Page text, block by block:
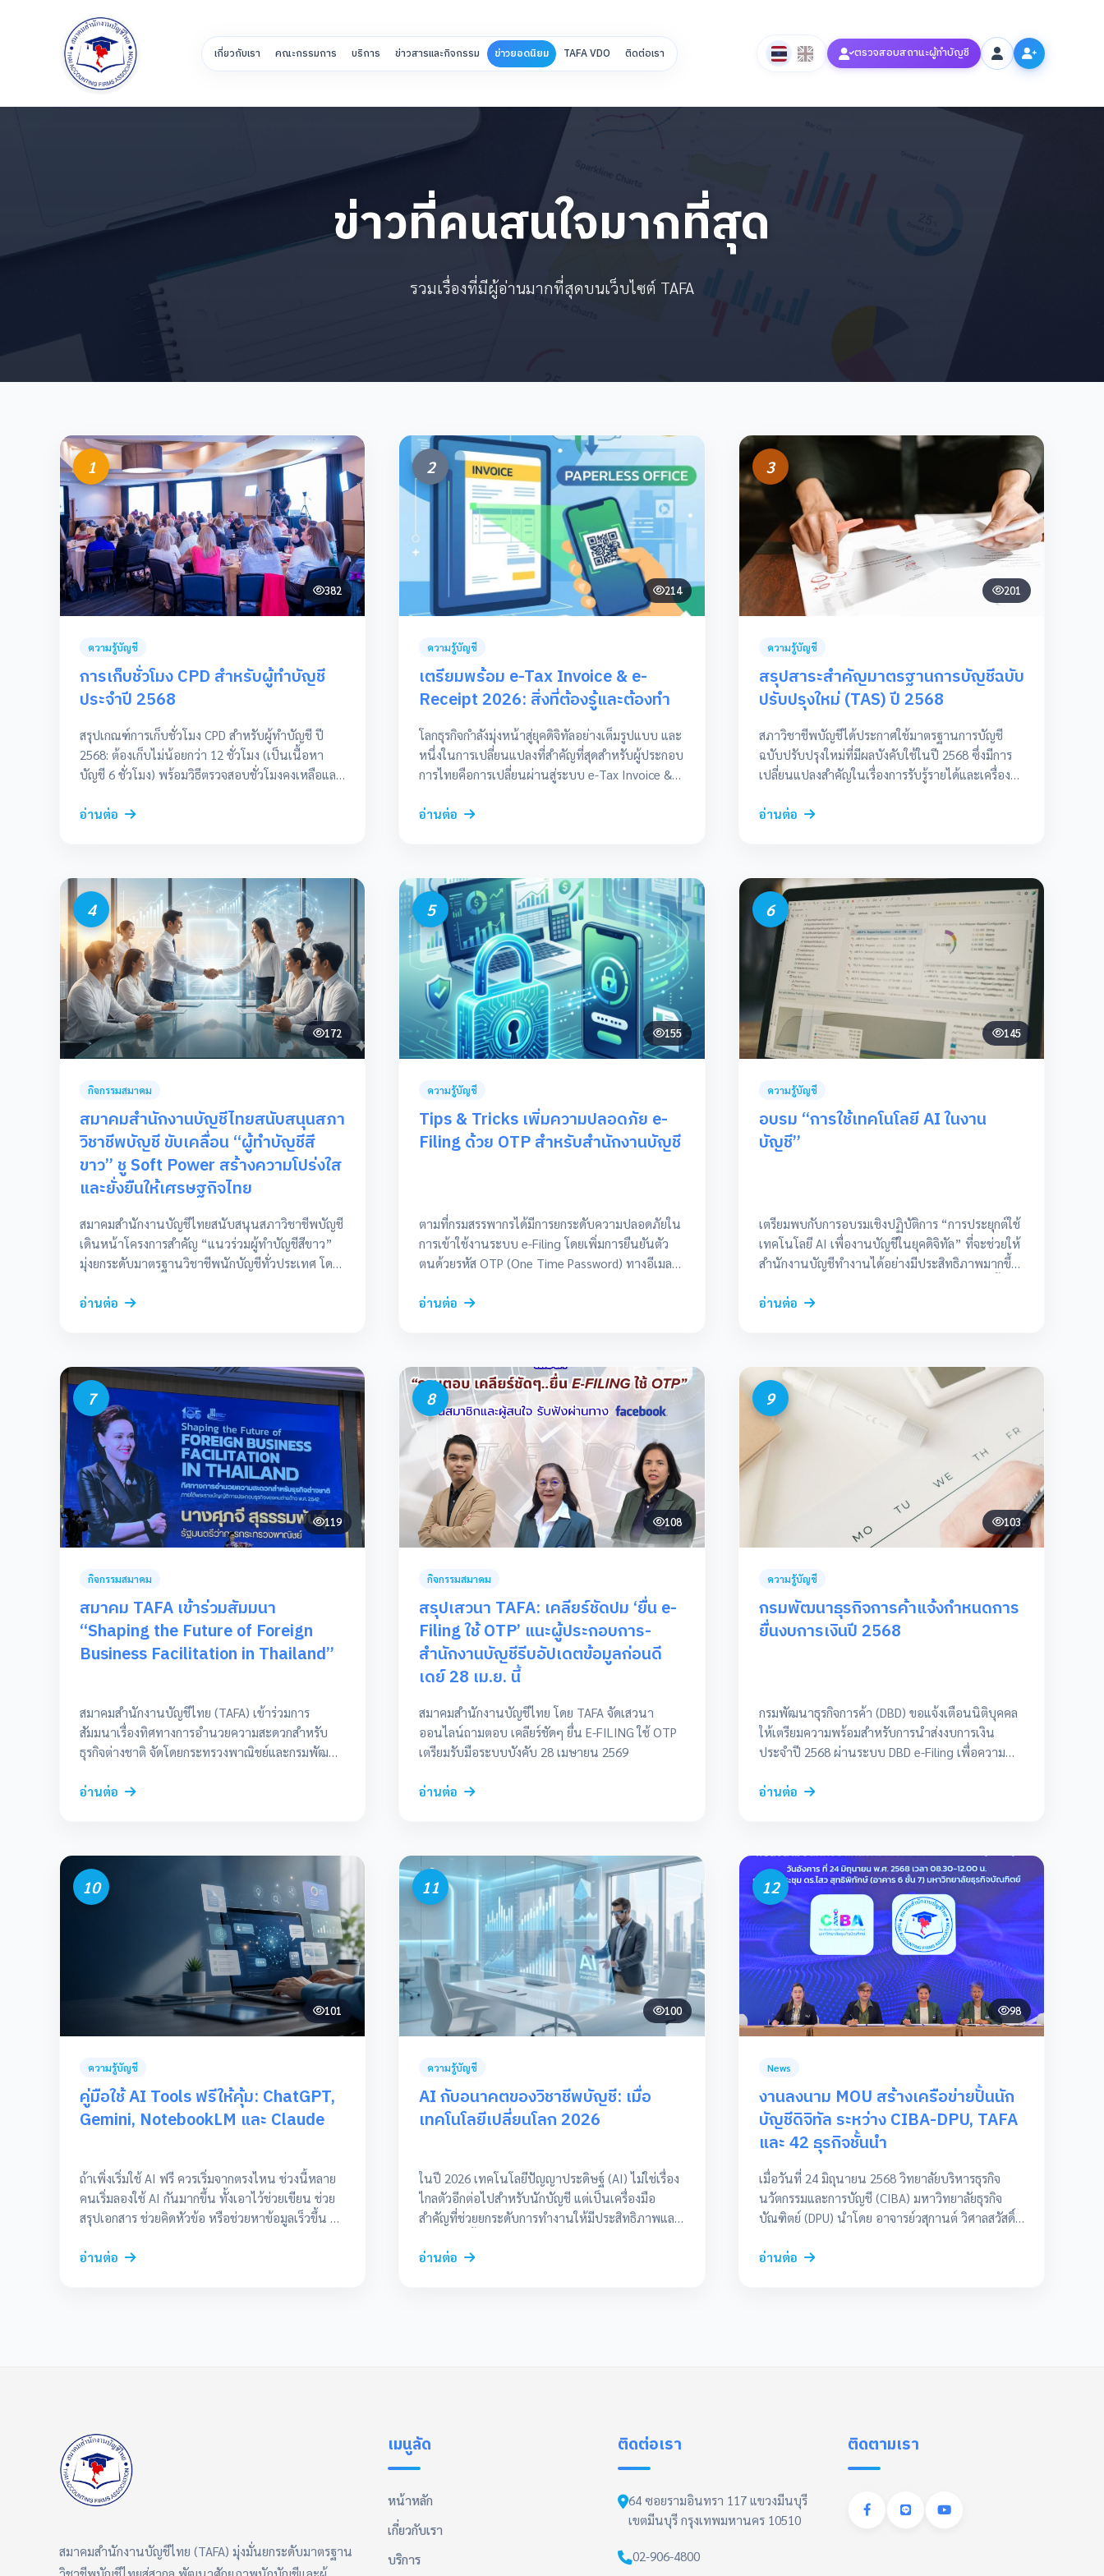
เกี่ยวกับเรา คณะกรรมการ บริการ ข่าวสารและกิจกรรม ข่าวยอดนิยม TAFA VDO ติดต่อเรา ตรวจสอบสถานะผู้ทำบัญชี
ข่าวที่คนสนใจมากที่สุด
รวมเรื่องที่มีผู้อ่านมากที่สุดบนเว็บไซต์ TAFA
1
382
ความรู้บัญชี
การเก็บชั่วโมง CPD สำหรับผู้ทำบัญชี
ประจำปี 2568
สรุปเกณฑ์การเก็บชั่วโมง CPD สำหรับผู้ทำบัญชี ปี
2568: ต้องเก็บไม่น้อยกว่า 12 ชั่วโมง (เป็นเนื้อหา
บัญชี 6 ชั่วโมง) พร้อมวิธีตรวจสอบชั่วโมงคงเหลือและ
อ่านต่อ
2
214
ความรู้บัญชี
เตรียมพร้อม e-Tax Invoice & e-
Receipt 2026: สิ่งที่ต้องรู้และต้องทำ
โลกธุรกิจกำลังมุ่งหน้าสู่ยุคดิจิทัลอย่างเต็มรูปแบบ และ
หนึ่งในการเปลี่ยนแปลงที่สำคัญที่สุดสำหรับผู้ประกอบ
การไทยคือการเปลี่ยนผ่านสู่ระบบ e-Tax Invoice &
รัฐบาล โดยมีเป้าหมายสำคัญที่จะผลักดันให้เกิดการใช้
สิ่งที่คุณต้องรู้และต้องทำ เพื่อเตรียมความพร้อมสู่ยุคไร้
กระดาษอย่างมั่นใจครับ e-Tax Invoice & e-Receipt
คืออะไร? ต่างกันอย่างไร? หลายคนยังสับสนระหว่าง
สองคำนี้ สรุปง่ายๆ คือ: e-Tax Invoice (ใบกำกับภาษี
อิเล็กทรอนิกส์): สำหรับผู้ประกอบการจดทะเบียน VAT
ใช้ในการขายสินค้าหรือให้บริการแก่ลูกค้า โดยต้องมี
การลงลายมือชื่อดิจิทัล (Digital Signature) e-
Receipt (ใบเสร็จรับเงินอิเล็กทรอนิกส์): สำหรับผู้
ประกอบการทั่วไป (ไม่จำเป็นต้องจด VAT) ใช้เมื่อได้
แค่ “ลดกระดาษ” การลงทุนระบบ e-Tax ไม่ใช่แค่การ
ทำตามกฎหมาย แต่เป็นการ “ติดปีก” ให้ธุรกิจของ
คุณ: ลดต้นทุนแฝงมหาศาล: ลองคำนวณค่ากระดาษ
ค่าหมึกพิมพ์ ค่าซองจดหมาย […]
อ่านต่อ
3
201
ความรู้บัญชี
สรุปสาระสำคัญมาตรฐานการบัญชีฉบับ
ปรับปรุงใหม่ (TAS) ปี 2568
สภาวิชาชีพบัญชีได้ประกาศใช้มาตรฐานการบัญชี
ฉบับปรับปรุงใหม่ที่มีผลบังคับใช้ในปี 2568 ซึ่งมีการ
เปลี่ยนแปลงสำคัญในเรื่องการรับรู้รายได้และเครื่อง
ได้ที่เว็บไซต์สภาฯ
อ่านต่อ
4
172
กิจกรรมสมาคม
สมาคมสำนักงานบัญชีไทยสนับสนุนสภา
วิชาชีพบัญชี ขับเคลื่อน “ผู้ทำบัญชีสี
ขาว” ชู Soft Power สร้างความโปร่งใส
และยั่งยืนให้เศรษฐกิจไทย
สมาคมสำนักงานบัญชีไทยสนับสนุนสภาวิชาชีพบัญชี
เดินหน้าโครงการสำคัญ “แนวร่วมผู้ทำบัญชีสีขาว”
มุ่งยกระดับมาตรฐานวิชาชีพนักบัญชีทั่วประเทศ โดย
หวังสร้างความเชื่อมั่นให้กับภาคธุรกิจและระบบ
เศรษฐกิจ ในคลิปวิดีโอประชาสัมพันธ์โครงการ
สมาคมสำนักงานบัญชีไทยได้นิยามบทบาทของ “ผู้
ทำบัญชีสีขาว” ไว้อย่างน่าสนใจว่า หมายถึงผู้ทำบัญชี
ที่ปฏิบัติงานเยี่ยงผู้ประกอบวิชาชีพบัญชีอย่างแท้จริง
โดยทำงานด้วยจิตสำนึกและยึดมั่นในจรรยาบรรณ
เพราะผู้ทำบัญชีคือผู้อยู่เบื้องหลังความเชื่อมั่นของ
ธุรกิจไทย เป็นผู้ดูแลความถูกต้องของข้อมูล และเป็น
รากฐานความมั่นคงของระบบเศรษฐกิจ สิ่งที่ทำให้
วิชาชีพนี้แข็งแกร่งไม่ใช่เพียงแค่ทักษะในการคำนวณ
โปร่งใสที่ยืนหยัดร่วมกัน เปิดพื้นที่ประกาศจุดยืนแห่ง
“เกียรติยศ” โครงการแนวร่วมผู้ทำบัญชีสีขาว ริเริ่ม
โดยสภาวิชาชีพบัญชี มีวัตถุประสงค์หลักเพื่อเปิดพื้นที่
ให้ผู้ทำบัญชีทั่วประเทศได้มาร่วมกันประกาศตัวตนว่า
พร้อมจะยืนอยู่ข้างความถูกต้อง ความโปร่งใส และ
วงการมีมาตรฐานที่สูงขึ้น ช่วยกันลดความเสี่ยง และ
สร้างค่านิยมที่ดีให้สังคมมั่นใจในบทบาทของผู้ทำ
บัญชี [01:04] คุณสมบัติของผู้เข้าร่วมโครงการ สำหรับ
โครงการได้กำหนดคุณสมบัติไว้ดังนี้ สิทธิประโยชน์
วิชาชีพบัญชีจะดำเนินการดังนี้ พลังเล็กๆ สู่ Soft
Power ที่ยั่งยืน ประเด็นที่น่าสนใจในช่วงท้ายของคลิป
คือการเปรียบเทียบการทำหน้าที่ของนักบัญชีเป็น
“Soft Power” โดยระบุว่า เมื่อผู้ทำบัญชีหนึ่งคนเลือก
ทำในสิ่งที่ถูกต้อง จะเกิดแรงกระเพื่อมที่ไปไกลกว่าที่
อ่านต่อ
5
155
ความรู้บัญชี
Tips & Tricks เพิ่มความปลอดภัย e-
Filing ด้วย OTP สำหรับสำนักงานบัญชี
ตามที่กรมสรรพากรได้มีการยกระดับความปลอดภัยใน
การเข้าใช้งานระบบ e-Filing โดยเพิ่มการยืนยันตัว
ตนด้วยรหัส OTP (One Time Password) ทางอีเมล
เฉพาะอย่างยิ่งสำหรับสำนักงานบัญชีที่ดูแลข้อมูลของ
1. การจัดการข้อมูลติดต่อ อัปเดตอีเมลให้เป็นปัจจุบัน:
ควรตรวจสอบและปรับปรุงอีเมลในระบบ e-Filing ให้
ถูกต้องเสมอ ผ่านเมนู “ข้อมูลผู้เสียภาษี” เพิ่มเบอร์
โทรศัพท์มือถือ: ปัจจุบันระบบเปิดให้เพิ่มหมายเลข
โทรศัพท์มือถือเพื่อรับ OTP ได้อีกหนึ่งช่องทาง (โดย
ต้องยืนยันตัวตนผ่านอีเมลก่อนในครั้งแรก) 2. วิธี
แก้ไขเบื้องต้นเมื่อไม่ได้รับรหัส OTP ตรวจสอบการตั้ง
ค่าเวลา: หากได้รับ OTP แต่ระบบแจ้งว่ารหัสหมดอายุ
หรือไม่ถูกต้อง ให้ตรวจสอบว่าคอมพิวเตอร์หรือ
หรือไม่ ตรวจสอบกล่องจดหมายขยะ (Junk/Spam):
อีเมล OTP อาจถูกกรองไปยังโฟลเดอร์จดหมายขยะ
เคลียร์ Cache ของ Browser: หากระบบค้าง ลองเปิด
ใช้งานโหมด Incognito/Private Window […]
อ่านต่อ
6
145
ความรู้บัญชี
อบรม “การใช้เทคโนโลยี AI ในงาน
บัญชี”
เตรียมพบกับการอบรมเชิงปฏิบัติการ “การประยุกต์ใช้
เทคโนโลยี AI เพื่องานบัญชีในยุคดิจิทัล” ที่จะช่วยให้
สำนักงานบัญชีทำงานได้อย่างมีประสิทธิภาพมากขึ้น
อ่านต่อ
7
119
กิจกรรมสมาคม
สมาคม TAFA เข้าร่วมสัมมนา
“Shaping the Future of Foreign
Business Facilitation in Thailand”
สมาคมสำนักงานบัญชีไทย (TAFA) เข้าร่วมการ
สัมมนาเรื่องทิศทางการอำนวยความสะดวกสำหรับ
ธุรกิจต่างชาติ จัดโดยกระทรวงพาณิชย์และกรมพัฒนา
อ่านต่อ
8
108
กิจกรรมสมาคม
สรุปเสวนา TAFA: เคลียร์ชัดปม ‘ยื่น e-
Filing ใช้ OTP’ แนะผู้ประกอบการ-
สำนักงานบัญชีรีบอัปเดตข้อมูลก่อนดี
เดย์ 28 เม.ย. นี้
สมาคมสำนักงานบัญชีไทย โดย TAFA จัดเสวนา
ออนไลน์ถามตอบ เคลียร์ชัดๆ ยื่น E-FILING ใช้ OTP
เตรียมรับมือระบบบังคับ 28 เมษายน 2569
อ่านต่อ
9
103
ความรู้บัญชี
กรมพัฒนาธุรกิจการค้าแจ้งกำหนดการ
ยื่นงบการเงินปี 2568
กรมพัฒนาธุรกิจการค้า (DBD) ขอแจ้งเตือนนิติบุคคล
ให้เตรียมความพร้อมสำหรับการนำส่งงบการเงิน
ประจำปี 2568 ผ่านระบบ DBD e-Filing เพื่อความ
ส่งได้ตั้งแต่วันที่ 1 มกราคม 2568 เป็นต้นไป
อ่านต่อ
10
101
ความรู้บัญชี
คู่มือใช้ AI Tools ฟรีให้คุ้ม: ChatGPT,
Gemini, NotebookLM และ Claude
ถ้าเพิ่งเริ่มใช้ AI ฟรี ควรเริ่มจากตรงไหน ช่วงนี้หลาย
คนเริ่มลองใช้ AI กันมากขึ้น ทั้งเอาไว้ช่วยเขียน ช่วย
สรุปเอกสาร ช่วยคิดหัวข้อ หรือช่วยหาข้อมูลเร็วขึ้น แต่
ตัวไหนดี และแต่ละตัวต่างกันตรงไหน ถ้าพูดแบบสั้น
ว่างานแบบไหนควรหยิบเครื่องมือไหนขึ้นมาก่อน
เริ่มจากงานที่ต้องทำ ไม่ใช่เริ่มจากชื่อเครื่องมือ เวลา
คนถามว่า AI ตัวไหนดีที่สุด คำตอบจริง ๆ คือไม่มีตัว
ไหนเก่งที่สุดทุกเรื่อง เพราะแต่ละตัวถูกออกแบบมา
สำหรับคนใช้เวอร์ชันฟรี มีอยู่ 3 เรื่องที่ควรดูควบคู่กัน
ไป คือ ข้อจำกัดการใช้งาน: แต่ละบริการมี limit ไม่
อ่านต่อ
11
100
ความรู้บัญชี
AI กับอนาคตของวิชาชีพบัญชี: เมื่อ
เทคโนโลยีเปลี่ยนโลก 2026
ในปี 2026 เทคโนโลยีปัญญาประดิษฐ์ (AI) ไม่ใช่เรื่อง
ไกลตัวอีกต่อไปสำหรับนักบัญชี แต่เป็นเครื่องมือ
สำคัญที่ช่วยยกระดับการทำงานให้มีประสิทธิภาพและ
เข้ามามีบทบาทในการทำงานซ้ำๆ (Routine Tasks)
ทักษะด้าน Data Analytics และ Technology
Literacy จึงเป็นสิ่งจำเป็น สรุปแล้ว AI ไม่ได้เข้ามา
แทนที่นักบัญชี แต่จะเข้ามาเป็น “ผู้ช่วย” ที่ทรงพลัง
การเรียนรู้และปรับตัวให้เข้ากับเทคโนโลยีจะช่วยให้
นักบัญชีไทยก้าวสู่ความเป็นเลิศในระดับสากลได้อย่าง
มั่นคง
อ่านต่อ
12
98
News
งานลงนาม MOU สร้างเครือข่ายปั้นนัก
บัญชีดิจิทัล ระหว่าง CIBA-DPU, TAFA
และ 42 ธุรกิจชั้นนำ
เมื่อวันที่ 24 มิถุนายน 2568 วิทยาลัยบริหารธุรกิจ
นวัตกรรมและการบัญชี (CIBA) มหาวิทยาลัยธุรกิจ
บัณฑิตย์ (DPU) นำโดย อาจารย์วสุกานต์ วิศาลสวัสดิ์
วิชาการ กับ สมาคมสำนักงานบัญชีไทย (TAFA) และ
เปลี่ยนแปลงของวิชาชีพบัญชีในยุคดิจิทัล”
(Accounting Transformation in the Digital Era)
โดยเชิญผู้บริหารจากบริษัทซอฟต์แวร์บัญชีชั้นนำ นัก
บัญชีมืออาชีพ และผู้แทนจากสมาคมวิชาชีพร่วมแลก
เปลี่ยนมุมมอง โดยมีบุคลากรสำคัญทั้งจากฝั่งสถาบัน
อ่านต่อ
สมาคมสำนักงานบัญชีไทย (TAFA) มุ่งมั่นยกระดับมาตรฐาน
เมนูลัด
หน้าหลัก
เกี่ยวกับเรา
บริการ
ติดต่อเรา
64 ซอยรามอินทรา 117 แขวงมีนบุรี
เขตมีนบุรี กรุงเทพมหานคร 10510
02-906-4800
ติดตามเรา